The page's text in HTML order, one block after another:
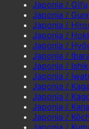
Japonia / Gifu
Japonia /
Japonia /
Japonia /
Japonia /
Japonia /
Japonia /
Japonia /
Japonia /
Japonia /
Japonia /
Japonia /
Japonia /